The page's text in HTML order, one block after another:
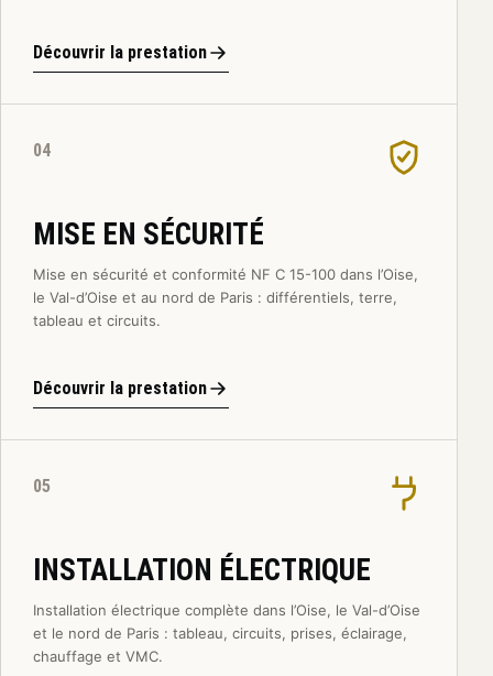
Découvrir la prestation
04
MISE EN SÉCURITÉ
Mise en sécurité et conformité NF C 15-100 dans l’Oise,
le Val-d’Oise et au nord de Paris : différentiels, terre,
tableau et circuits.
Découvrir la prestation
05
INSTALLATION ÉLECTRIQUE
Installation électrique complète dans l’Oise, le Val-d’Oise
et le nord de Paris : tableau, circuits, prises, éclairage,
chauffage et VMC.